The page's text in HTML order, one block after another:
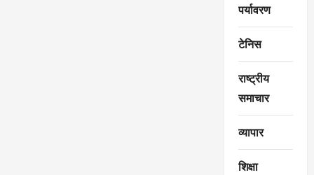
पर्यावरण
टेनिस
राष्ट्रीय
समाचार
व्यापार
शिक्षा